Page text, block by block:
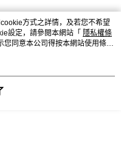
方式之詳情，及若您不希望
設定，請參閱本網站「 隱私權條
您同意本公司得按本網站使用條款